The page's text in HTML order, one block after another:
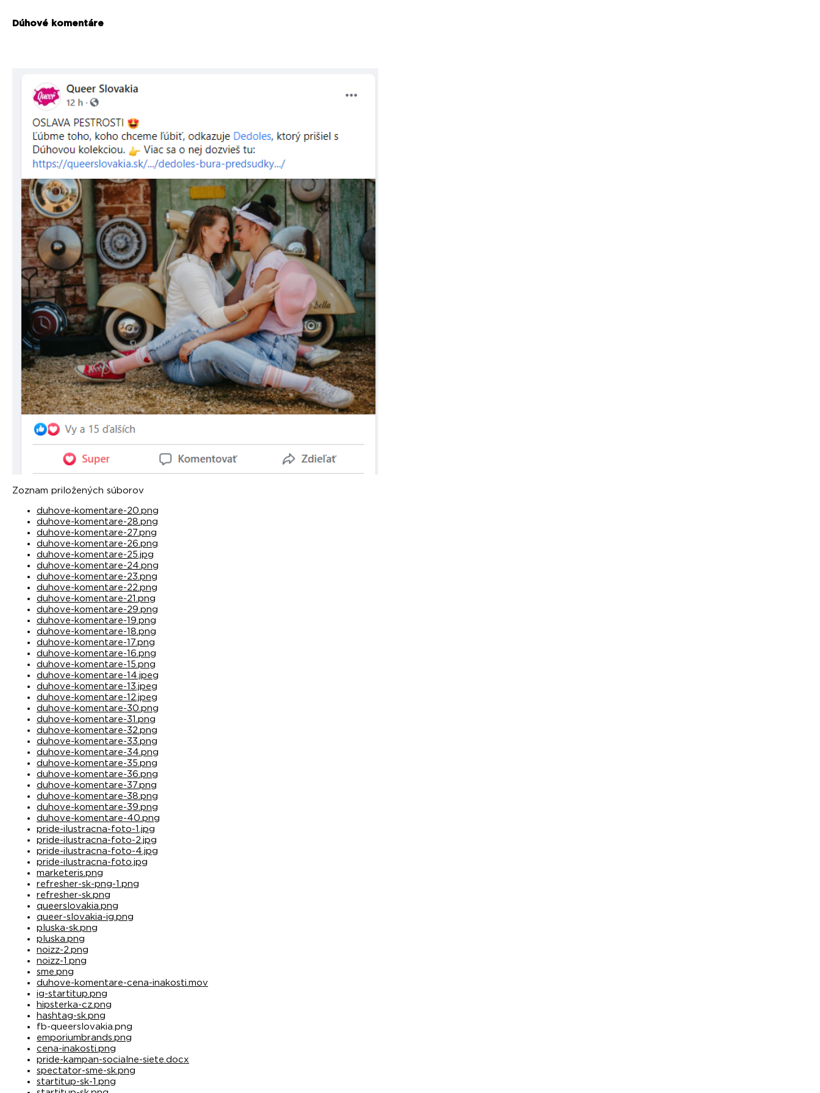
Dúhové komentáre
Zoznam priložených súborov
duhove-komentare-20.png
duhove-komentare-28.png
duhove-komentare-27.png
duhove-komentare-26.png
duhove-komentare-25.jpg
duhove-komentare-24.png
duhove-komentare-23.png
duhove-komentare-22.png
duhove-komentare-21.png
duhove-komentare-29.png
duhove-komentare-19.png
duhove-komentare-18.png
duhove-komentare-17.png
duhove-komentare-16.png
duhove-komentare-15.png
duhove-komentare-14.jpeg
duhove-komentare-13.jpeg
duhove-komentare-12.jpeg
duhove-komentare-30.png
duhove-komentare-31.png
duhove-komentare-32.png
duhove-komentare-33.png
duhove-komentare-34.png
duhove-komentare-35.png
duhove-komentare-36.png
duhove-komentare-37.png
duhove-komentare-38.png
duhove-komentare-39.png
duhove-komentare-40.png
pride-ilustracna-foto-1.jpg
pride-ilustracna-foto-2.jpg
pride-ilustracna-foto-4.jpg
pride-ilustracna-foto.jpg
marketeris.png
refresher-sk-png-1.png
refresher-sk.png
queerslovakia.png
queer-slovakia-ig.png
pluska-sk.png
pluska.png
noizz-2.png
noizz-1.png
sme.png
duhove-komentare-cena-inakosti.mov
ig-startitup.png
hipsterka-cz.png
hashtag-sk.png
fb-queerslovakia.png
emporiumbrands.png
cena-inakosti.png
pride-kampan-socialne-siete.docx
spectator-sme-sk.png
startitup-sk-1.png